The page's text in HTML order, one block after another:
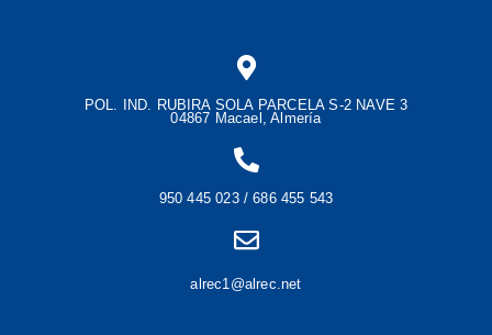
POL. IND. RUBIRA SOLA PARCELA S-2 NAVE 3
04867 Macael, Almería
950 445 023 / 686 455 543
alrec1@alrec.net